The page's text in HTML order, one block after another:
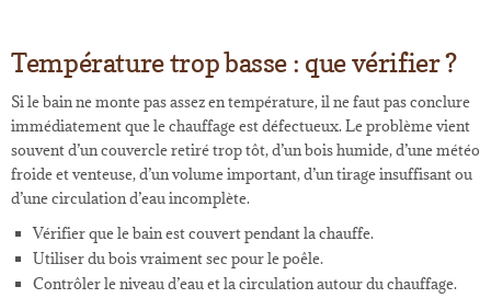
Température trop basse : que vérifier ?
Si le bain ne monte pas assez en température, il ne faut pas conclure
immédiatement que le chauffage est défectueux. Le problème vient
souvent d’un couvercle retiré trop tôt, d’un bois humide, d’une météo
froide et venteuse, d’un volume important, d’un tirage insuffisant ou
d’une circulation d’eau incomplète.
Vérifier que le bain est couvert pendant la chauffe.
Utiliser du bois vraiment sec pour le poêle.
Contrôler le niveau d’eau et la circulation autour du chauffage.